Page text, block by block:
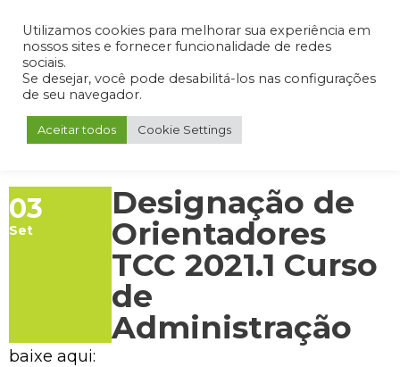
Admin Portal do Aluno Portal do Professor Portal do Coordenador
03
Set
Designação de
Orientadores
TCC 2021.1 Curso
de
Administração
baixe aqui:
Utilizamos cookies para melhorar sua experiência em
nossos sites e fornecer funcionalidade de redes
sociais.
Se desejar, você pode desabilitá-los nas configurações
de seu navegador.
Aceitar todos Cookie Settings